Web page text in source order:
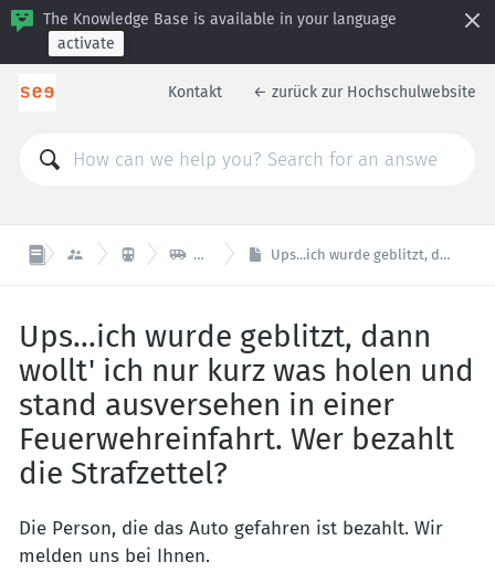
The Knowledge Base is available in your language
activate
Kontakt ← zurück zur Hochschulwebsite
 arbeiten
 Reisen
 Hochschulauto ausleihen
Ups...ich wurde geblitzt, dann wollt' ich nur kurz was holen und stand ausversehen in einer Feuerwehreinfahrt. Wer bezahlt die Strafzettel?
Ups...ich wurde geblitzt, dann
wollt' ich nur kurz was holen und
stand ausversehen in einer
Feuerwehreinfahrt. Wer bezahlt
die Strafzettel?
Die Person, die das Auto gefahren ist bezahlt. Wir
melden uns bei Ihnen.